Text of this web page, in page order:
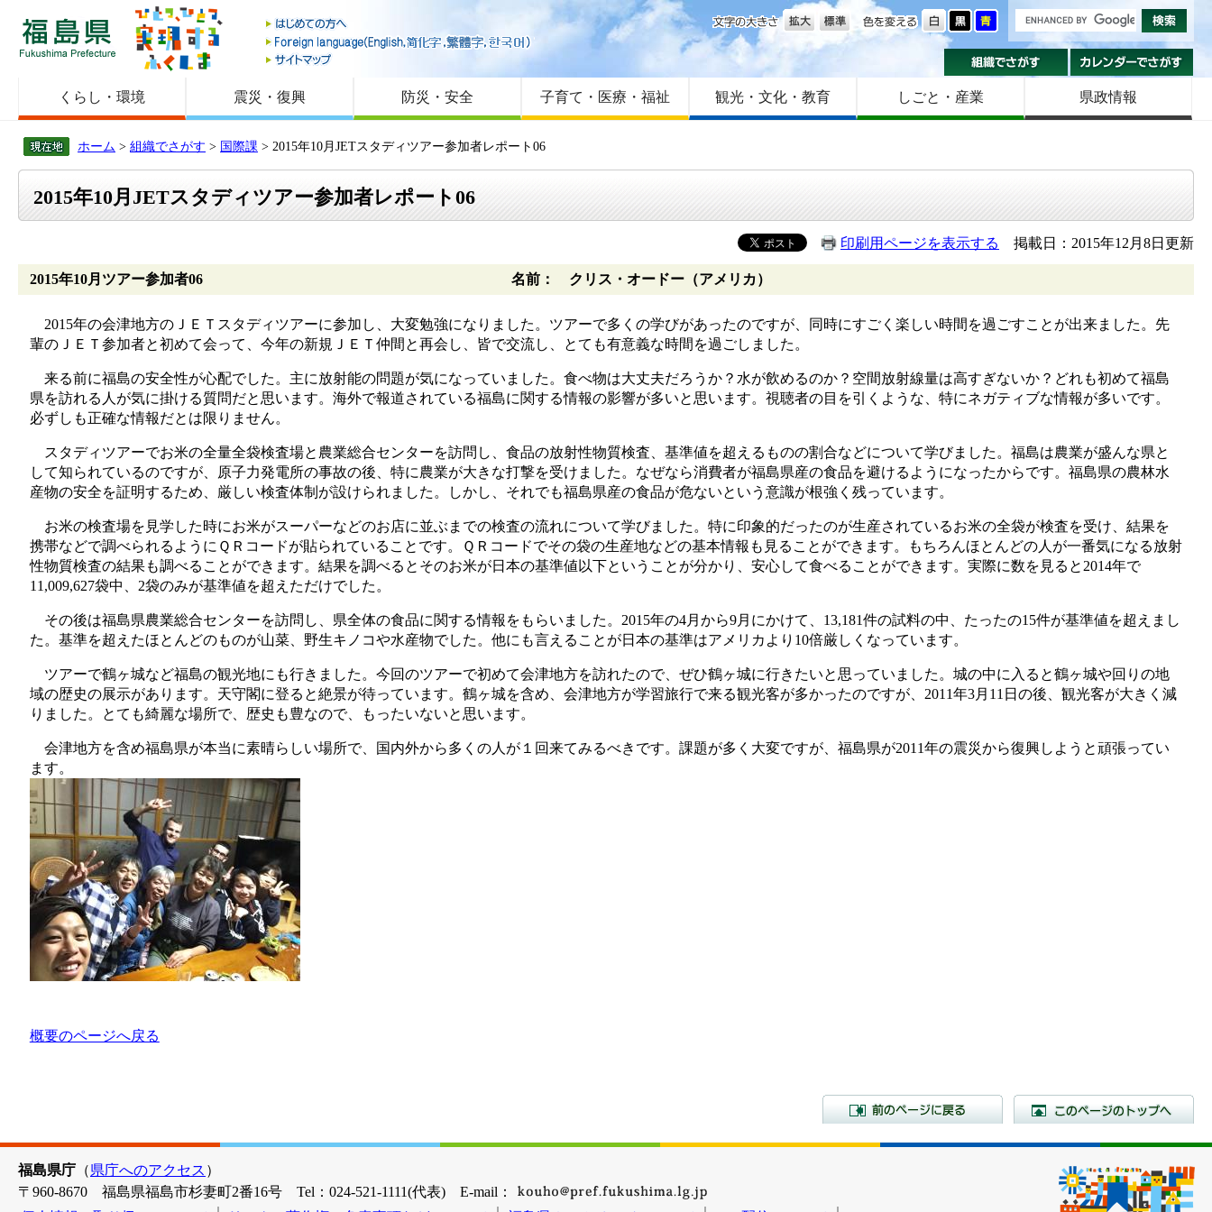
福島県
はじめての方へ
Foreign language
サイトマップ
色を変える
文字の大きさ
組織でさがす
くらし・環境 震災・復興 防災・安全 子育て・医療・福祉 観光・文化・教育 しごと・産業 県政情報
ホーム > 組織でさがす > 国際課 > 2015年10月JETスタディツアー参加者レポート06
2015年10月JETスタディツアー参加者レポート06
印刷用ページを表示する 掲載日：2015年12月8日更新
2015年10月ツアー参加者06 名前： クリス・オードー（アメリカ）
2015年の会津地方のＪＥＴスタディツアーに参加し、大変勉強になりました。ツアーで多くの学びがあったのですが、同時にすごく楽しい時間を過ごすことが出来ました。先
輩のＪＥＴ参加者と初めて会って、今年の新規ＪＥＴ仲間と再会し、皆で交流し、とても有意義な時間を過ごしました。
来る前に福島の安全性が心配でした。主に放射能の問題が気になっていました。食べ物は大丈夫だろうか？水が飲めるのか？空間放射線量は高すぎないか？どれも初めて福島
県を訪れる人が気に掛ける質問だと思います。海外で報道されている福島に関する情報の影響が多いと思います。視聴者の目を引くような、特にネガティブな情報が多いです。
必ずしも正確な情報だとは限りません。
スタディツアーでお米の全量全袋検査場と農業総合センターを訪問し、食品の放射性物質検査、基準値を超えるものの割合などについて学びました。福島は農業が盛んな県と
して知られているのですが、原子力発電所の事故の後、特に農業が大きな打撃を受けました。なぜなら消費者が福島県産の食品を避けるようになったからです。福島県の農林水
産物の安全を証明するため、厳しい検査体制が設けられました。しかし、それでも福島県産の食品が危ないという意識が根強く残っています。
お米の検査場を見学した時にお米がスーパーなどのお店に並ぶまでの検査の流れについて学びました。特に印象的だったのが生産されているお米の全袋が検査を受け、結果を
携帯などで調べられるようにＱＲコードが貼られていることです。ＱＲコードでその袋の生産地などの基本情報も見ることができます。もちろんほとんどの人が一番気になる放射
性物質検査の結果も調べることができます。結果を調べるとそのお米が日本の基準値以下ということが分かり、安心して食べることができます。実際に数を見ると2014年で
11,009,627袋中、2袋のみが基準値を超えただけでした。
その後は福島県農業総合センターを訪問し、県全体の食品に関する情報をもらいました。2015年の4月から9月にかけて、13,181件の試料の中、たったの15件が基準値を超えまし
た。基準を超えたほとんどのものが山菜、野生キノコや水産物でした。他にも言えることが日本の基準はアメリカより10倍厳しくなっています。
ツアーで鶴ヶ城など福島の観光地にも行きました。今回のツアーで初めて会津地方を訪れたので、ぜひ鶴ヶ城に行きたいと思っていました。城の中に入ると鶴ヶ城や回りの地
域の歴史の展示があります。天守閣に登ると絶景が待っています。鶴ヶ城を含め、会津地方が学習旅行で来る観光客が多かったのですが、2011年3月11日の後、観光客が大きく減
りました。とても綺麗な場所で、歴史も豊なので、もったいないと思います。
会津地方を含め福島県が本当に素晴らしい場所で、国内外から多くの人が１回来てみるべきです。課題が多く大変ですが、福島県が2011年の震災から復興しようと頑張ってい
ます。
概要のページへ戻る
前のページに戻る
福島県庁 （県庁へのアクセス ）
〒960-8670 福島県福島市杉妻町2番16号 Tel：024-521-1111(代表) E-mail：